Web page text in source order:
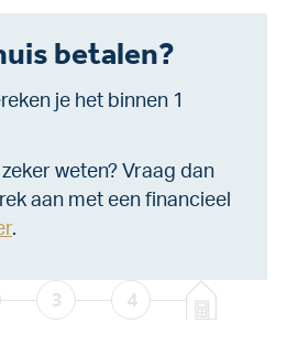
betalen?
je het binnen 1
weten? Vraag dan
aan met een financieel
.